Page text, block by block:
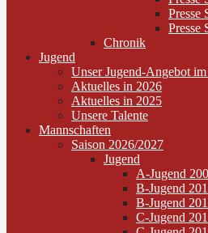
Presse
Presse
Chronik
Jugend
Unser Jugend-Angebot
Aktuelles in 2026
Aktuelles in 2025
Unsere Talente
Mannschaften
Saison 2026/2027
Jugend
A-Jugend
B-Jugend
B-Jugend
C-Jugend